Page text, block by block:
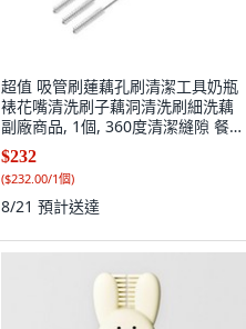
超值 吸管刷蓮藕孔刷清潔工具奶瓶
裱花嘴清洗刷子藕洞清洗刷細洗藕
副廠商品, 1個, 360度清潔縫隙 餐廚
,普通材質 迷你小號 刷毛稀疏
$232
($232.00/1個)
8/21 預計送達